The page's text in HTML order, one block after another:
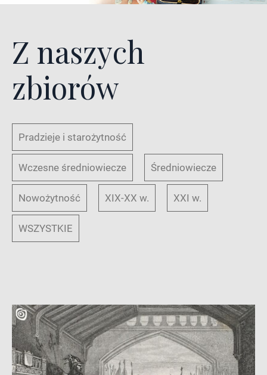
Z naszych
zbiorów
Pradzieje i starożytność
Wczesne średniowiecze Średniowiecze
Nowożytność XIX-XX w. XXI w.
WSZYSTKIE